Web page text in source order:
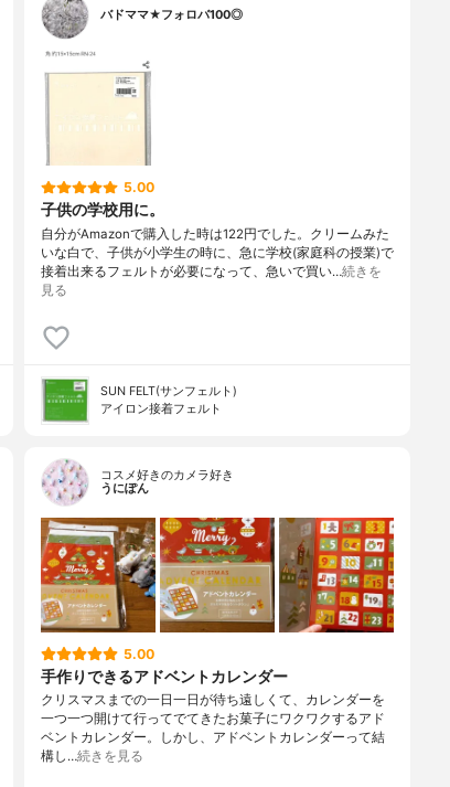
バドママ★フォロバ100◎
5.00
子供の学校用に。
自分がAmazonで購入した時は122円でした。クリームみた
いな白で、子供が小学生の時に、急に学校(家庭科の授業)で
接着出来るフェルトが必要になって、急いで買い…続きを
見る
SUN FELT(サンフェルト)
アイロン接着フェルト
コスメ好きのカメラ好き
うにぽん
5.00
手作りできるアドベントカレンダー
クリスマスまでの一日一日が待ち遠しくて、カレンダーを
一つ一つ開けて行ってでてきたお菓子にワクワクするアド
ベントカレンダー。しかし、アドベントカレンダーって結
構し…続きを見る